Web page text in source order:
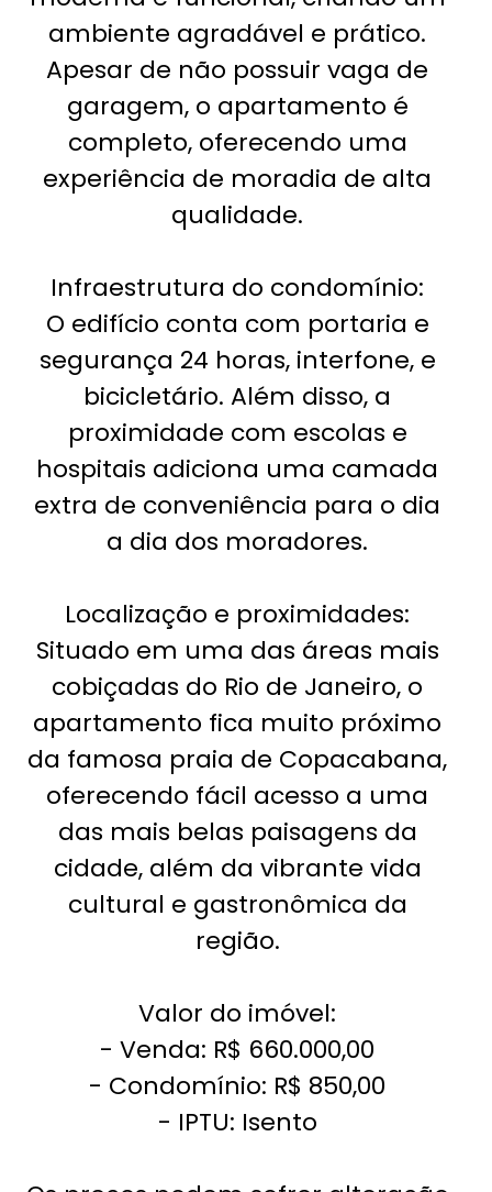
ambiente agradável e prático.
Apesar de não possuir vaga de
garagem, o apartamento é
completo, oferecendo uma
experiência de moradia de alta
qualidade.
Infraestrutura do condomínio:
O edifício conta com portaria e
segurança 24 horas, interfone, e
bicicletário. Além disso, a
proximidade com escolas e
hospitais adiciona uma camada
extra de conveniência para o dia
a dia dos moradores.
Localização e proximidades:
Situado em uma das áreas mais
cobiçadas do Rio de Janeiro, o
apartamento fica muito próximo
da famosa praia de Copacabana,
oferecendo fácil acesso a uma
das mais belas paisagens da
cidade, além da vibrante vida
cultural e gastronômica da
região.
Valor do imóvel:
- Venda: R$ 660.000,00
- Condomínio: R$ 850,00
- IPTU: Isento